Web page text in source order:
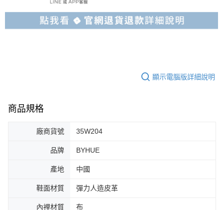
顯示電腦版詳細說明
商品規格
廠商貨號 35W204
品牌 BYHUE
產地 中國
鞋面材質 彈力人造皮革
內裡材質 布